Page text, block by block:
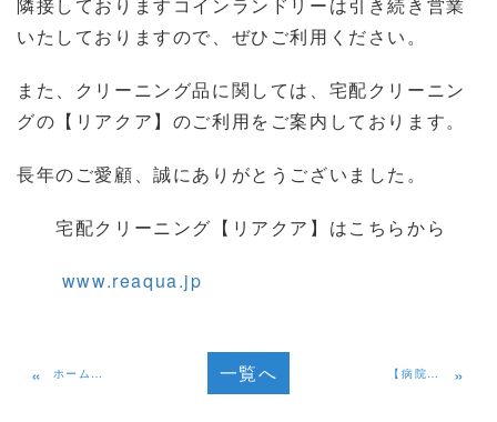
いたしておりますので、ぜひご利用ください。
また、クリーニング品に関しては、宅配クリーニン
グの【リアクア】のご利用をご案内しております。
長年のご愛顧、誠にありがとうございました。
宅配クリーニング【リアクア】はこちらから
www.reaqua.jp
« ホームページをリニューアルしました。 一覧へ 【病院・介護施設事業者様向け】 私物洗濯代行サービスのお知らせ »